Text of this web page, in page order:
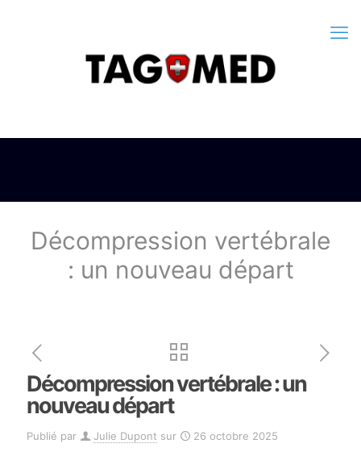
Décompression vertébrale
: un nouveau départ
Décompression vertébrale : un
nouveau départ
Publié par Julie Dupont sur 26 octobre 2025